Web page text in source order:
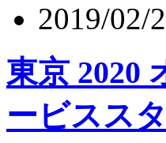
2019/02/
東京 2020
ービスス